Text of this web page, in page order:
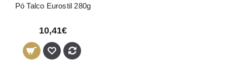
Pó Talco Eurostil 280g
10,41€